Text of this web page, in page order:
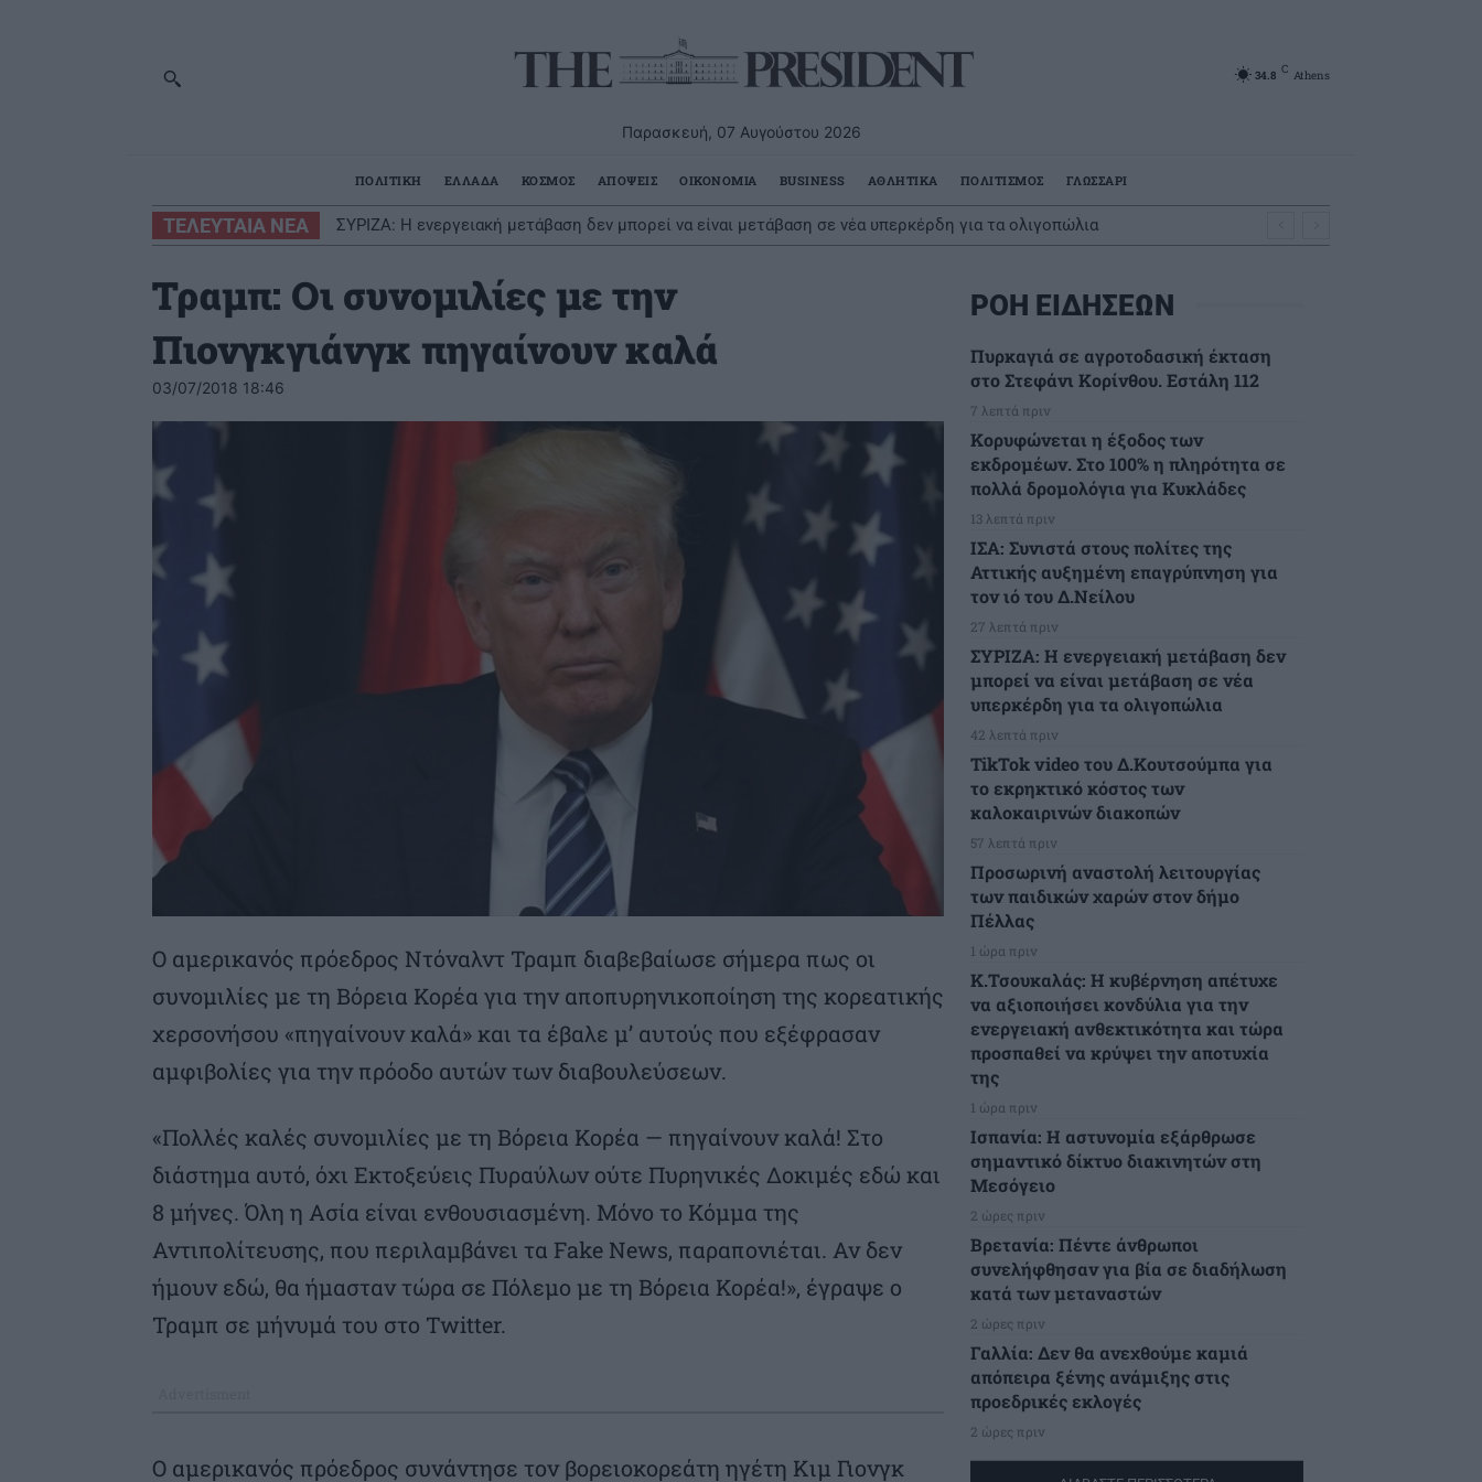
Παρασκευή, 07 Αυγούστου 2026
34.8 C Athens
ΠΟΛΙΤΙΚΗ ΕΛΛΑΔΑ ΚΟΣΜΟΣ ΑΠΟΨΕΙΣ ΟΙΚΟΝΟΜΙΑ BUSINESS ΑΘΛΗΤΙΚΑ ΠΟΛΙΤΙΣΜΟΣ ΓΛΩΣΣΑΡΙ
ΤΕΛΕΥΤΑΙΑ ΝΕΑ ΣΥΡΙΖΑ: Η ενεργειακή μετάβαση δεν μπορεί να είναι μετάβαση σε νέα υπερκέρδη για τα ολιγοπώλια
Τραμπ: Οι συνομιλίες με την
Πιονγκγιάνγκ πηγαίνουν καλά
03/07/2018 18:46
Ο αμερικανός πρόεδρος Ντόναλντ Τραμπ διαβεβαίωσε σήμερα πως οι
συνομιλίες με τη Βόρεια Κορέα για την αποπυρηνικοποίηση της κορεατικής
χερσονήσου «πηγαίνουν καλά» και τα έβαλε μ’ αυτούς που εξέφρασαν
αμφιβολίες για την πρόοδο αυτών των διαβουλεύσεων.
«Πολλές καλές συνομιλίες με τη Βόρεια Κορέα — πηγαίνουν καλά! Στο
διάστημα αυτό, όχι Εκτοξεύεις Πυραύλων ούτε Πυρηνικές Δοκιμές εδώ και
8 μήνες. Όλη η Ασία είναι ενθουσιασμένη. Μόνο το Κόμμα της
Αντιπολίτευσης, που περιλαμβάνει τα Fake News, παραπονιέται. Αν δεν
ήμουν εδώ, θα ήμασταν τώρα σε Πόλεμο με τη Βόρεια Κορέα!», έγραψε ο
Τραμπ σε μήνυμά του στο Twitter.
Ο αμερικανός πρόεδρος συνάντησε τον βορειοκορεάτη ηγέτη Κιμ Γιονγκ
ΡΟΗ ΕΙΔΗΣΕΩΝ
Πυρκαγιά σε αγροτοδασική έκταση
στο Στεφάνι Κορίνθου. Εστάλη 112
7 λεπτά πριν
Κορυφώνεται η έξοδος των
εκδρομέων. Στο 100% η πληρότητα σε
πολλά δρομολόγια για Κυκλάδες
13 λεπτά πριν
ΙΣΑ: Συνιστά στους πολίτες της
Αττικής αυξημένη επαγρύπνηση για
τον ιό του Δ.Νείλου
27 λεπτά πριν
ΣΥΡΙΖΑ: Η ενεργειακή μετάβαση δεν
μπορεί να είναι μετάβαση σε νέα
υπερκέρδη για τα ολιγοπώλια
42 λεπτά πριν
TikTok video του Δ.Κουτσούμπα για
το εκρηκτικό κόστος των
καλοκαιρινών διακοπών
57 λεπτά πριν
Προσωρινή αναστολή λειτουργίας
των παιδικών χαρών στον δήμο
Πέλλας
1 ώρα πριν
Κ.Τσουκαλάς: Η κυβέρνηση απέτυχε
να αξιοποιήσει κονδύλια για την
ενεργειακή ανθεκτικότητα και τώρα
προσπαθεί να κρύψει την αποτυχία
της
1 ώρα πριν
Ισπανία: Η αστυνομία εξάρθρωσε
σημαντικό δίκτυο διακινητών στη
Μεσόγειο
2 ώρες πριν
Βρετανία: Πέντε άνθρωποι
συνελήφθησαν για βία σε διαδήλωση
κατά των μεταναστών
2 ώρες πριν
Γαλλία: Δεν θα ανεχθούμε καμιά
απόπειρα ξένης ανάμιξης στις
προεδρικές εκλογές
2 ώρες πριν